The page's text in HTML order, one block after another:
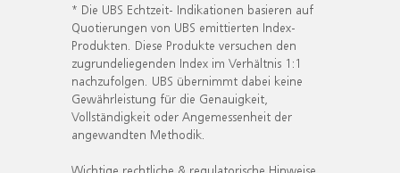
* Die UBS Echtzeit- Indikationen basieren auf
Quotierungen von UBS emittierten Index-
Produkten. Diese Produkte versuchen den
zugrundeliegenden Index im Verhältnis 1:1
nachzufolgen. UBS übernimmt dabei keine
Gewährleistung für die Genauigkeit,
Vollständigkeit oder Angemessenheit der
angewandten Methodik.